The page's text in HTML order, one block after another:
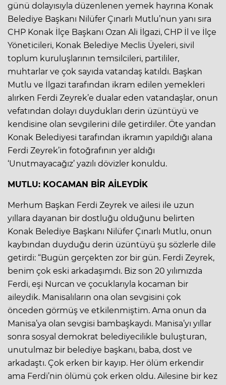
günü dolayısıyla düzenlenen yemek hayrına Konak
Belediye Başkanı Nilüfer Çınarlı Mutlu’nun yanı sıra
CHP Konak İlçe Başkanı Ozan Ali İlgazi, CHP İl ve İlçe
Yöneticileri, Konak Belediye Meclis Üyeleri, sivil
toplum kuruluşlarının temsilcileri, partililer,
muhtarlar ve çok sayıda vatandaş katıldı. Başkan
Mutlu ve İlgazi tarafından ikram edilen yemekleri
alırken Ferdi Zeyrek’e dualar eden vatandaşlar, onun
vefatından dolayı duydukları derin üzüntüyü ve
kendisine olan sevgilerini dile getirdiler. Öte yandan
Konak Belediyesi tarafından ikramın yapıldığı alana
Ferdi Zeyrek’in fotoğrafının yer aldığı
‘Unutmayacağız’ yazılı dövizler konuldu.
MUTLU: KOCAMAN BİR AİLEYDİK
Merhum Başkan Ferdi Zeyrek ve ailesi ile uzun
yıllara dayanan bir dostluğu olduğunu belirten
Konak Belediye Başkanı Nilüfer Çınarlı Mutlu, onun
kaybından duyduğu derin üzüntüyü şu sözlerle dile
getirdi: “Bugün gerçekten zor bir gün. Ferdi Zeyrek,
benim çok eski arkadaşımdı. Biz son 20 yılımızda
Ferdi, eşi Nurcan ve çocuklarıyla kocaman bir
aileydik. Manisalıların ona olan sevgisini çok
önceden görmüş ve etkilenmiştim. Ama onun da
Manisa’ya olan sevgisi bambaşkaydı. Manisa’yı yıllar
sonra sosyal demokrat belediyecilikle buluşturan,
unutulmaz bir belediye başkanı, baba, dost ve
arkadaştı. Çok erken bir kayıp. Her ölüm erkendir
ama Ferdi’nin ölümü çok erken oldu. Ailesine bir kez